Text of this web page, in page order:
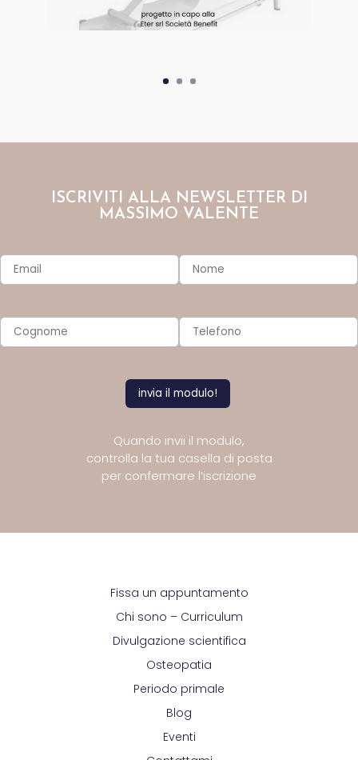
ISCRIVITI ALLA NEWSLETTER DI
MASSIMO VALENTE
Quando invii il modulo,
controlla la tua casella di posta
per confermare l’iscrizione
Fissa un appuntamento
Chi sono – Curriculum
Divulgazione scientifica
Osteopatia
Periodo primale
Blog
Eventi